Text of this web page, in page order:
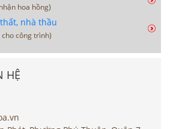
hoa hồng)
nhà thầu
công trình)
HỆ